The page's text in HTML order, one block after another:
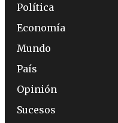
Política
Economía
Mundo
País
Opinión
Sucesos